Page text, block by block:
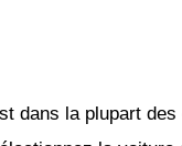
dans la plupart